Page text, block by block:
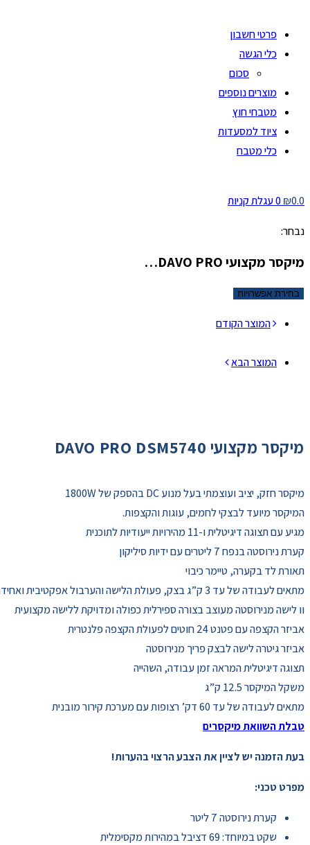
פרטי חשבון
כלי הגשה
סכום
מוצרים נוספים
מטבחי חוץ
ציוד למסעדות
כלי מטבח
₪0.0
0 עגלת קניות
נבחר:
מיקסר מקצועי DAVO PRO…
בחירת אפשרויות
המוצר הקודם
המוצר הבא
מיקסר מקצועי DAVO PRO DSM5740
מיקסר חזק, יציב ועוצמתי בעל מנוע DC בהספק של 1800W
המיקסר מיועד לבצקי לחמים, עוגות והקצפות.
מגיע עם תצוגה דיגיטלית ו-11 מהירויות ייעודיות לתוכנית
קערת נירוסטה בנפח 7 ליטרים עם ידיות סיליקון
תאורת לד בקערה, טיימר כיבוי
מתאים לעבודה של עד 3 ק”ג בצק, פעולת הלישה והערבול אפקטיבית ואחידה.
וו לישה מנירוסטה מעוצב בצורה ספירלית כפולה ומדויקת ללישה מקצועית
אביזר הקצפה עם פטנט 24 חוטים לפעולת הקצפה פלנטרית
אביזר גיטרה לישה לבצק פריך מנירוסטה
תצוגה דיגיטלית המראה זמן עבודה, השהייה
משקל המיקסר 12.5 ק”ג
מתאים לעבודה של עד 60 דק’ רצופות עם מערכת קירור מובנית
טבלת השוואת מיקסרים
בעת הזמנה יש לציין את הצבע הרצוי בהערות!
מפרט טכני:
קערת נירוסטה 7 ליטר
שקט במיוחד: 69 דציבל במהירות מקסימלית